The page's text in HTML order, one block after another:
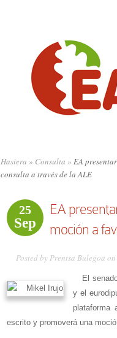
Hasiera » Consulta » EA
consulta a través de la ALE
25
Sep
EA
moción a
Posted by Prentsa Bulegoa
El
y el
plataforma
escrito y promoverá una